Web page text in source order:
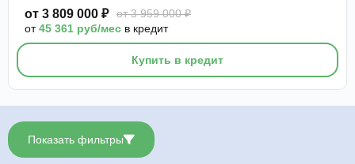
от 3 809 000 ₽
от 3 959 000 ₽
от45 361 руб/мес в кредит
Купить в кредит
Показать фильтры